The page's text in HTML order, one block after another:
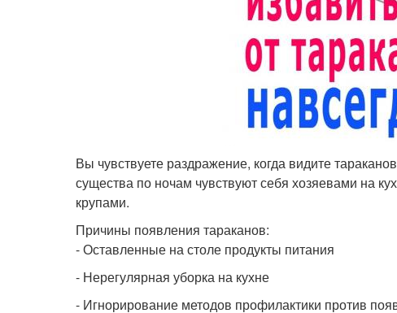
Вы чувствуете раздражение, когда видите
существа по ночам чувствуют себя хозяевами на
крупами.
Причины появления тараканов:
- Оставленные на столе продукты питания
- Нерегулярная уборка на кухне
- Игнорирование методов профилактики против